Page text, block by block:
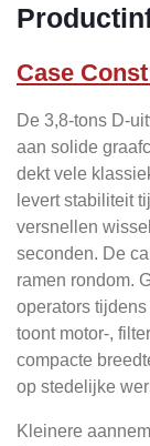
Case
De 3,8-tons D-
aan solide
dekt vele
levert stabiliteit
versnellen
seconden. De
ramen rondom.
operators
toont motor-,
compacte
op stedelijke
Kleinere